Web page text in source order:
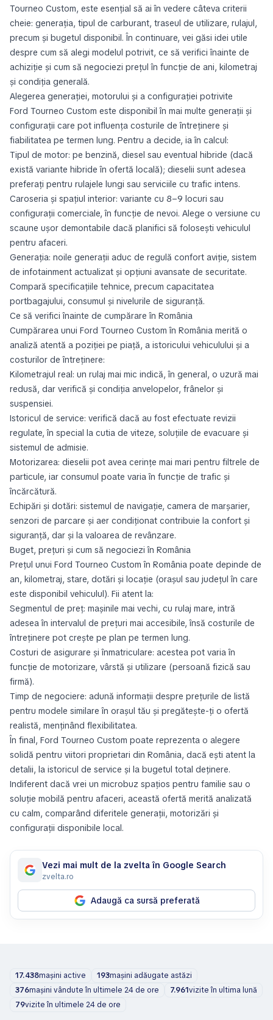
Tourneo Custom, este esențial să ai în vedere câteva criterii
cheie: generația, tipul de carburant, traseul de utilizare, rulajul,
precum și bugetul disponibil. În continuare, vei găsi idei utile
despre cum să alegi modelul potrivit, ce să verifici înainte de
achiziție și cum să negociezi prețul în funcție de ani, kilometraj
și condiția generală.
Alegerea generației, motorului și a configurației potrivite
Ford Tourneo Custom este disponibil în mai multe generații și
configurații care pot influența costurile de întreținere și
fiabilitatea pe termen lung. Pentru a decide, ia în calcul:
Tipul de motor: pe benzină, diesel sau eventual hibride (dacă
există variante hibride în ofertă locală); dieselii sunt adesea
preferați pentru rulajele lungi sau serviciile cu trafic intens.
Caroseria și spațiul interior: variante cu 8–9 locuri sau
configurații comerciale, în funcție de nevoi. Alege o versiune cu
scaune ușor demontabile dacă planifici să folosești vehiculul
pentru afaceri.
Generația: noile generații aduc de regulă confort aviție, sistem
de infotainment actualizat și opțiuni avansate de securitate.
Compară specificațiile tehnice, precum capacitatea
portbagajului, consumul și nivelurile de siguranță.
Ce să verifici înainte de cumpărare în România
Cumpărarea unui Ford Tourneo Custom în România merită o
analiză atentă a poziției pe piață, a istoricului vehiculului și a
costurilor de întreținere:
Kilometrajul real: un rulaj mai mic indică, în general, o uzură mai
redusă, dar verifică și condiția anvelopelor, frânelor și
suspensiei.
Istoricul de service: verifică dacă au fost efectuate revizii
regulate, în special la cutia de viteze, soluțiile de evacuare și
sistemul de admisie.
Motorizarea: dieselii pot avea cerințe mai mari pentru filtrele de
particule, iar consumul poate varia în funcție de trafic și
încărcătură.
Echipări și dotări: sistemul de navigație, camera de marșarier,
senzori de parcare și aer condiționat contribuie la confort și
siguranță, dar și la valoarea de revânzare.
Buget, prețuri și cum să negociezi în România
Prețul unui Ford Tourneo Custom în România poate depinde de
an, kilometraj, stare, dotări și locație (orașul sau județul în care
este disponibil vehiculul). Fii atent la:
Segmentul de preț: mașinile mai vechi, cu rulaj mare, intră
adesea în intervalul de prețuri mai accesibile, însă costurile de
întreținere pot crește pe plan pe termen lung.
Costuri de asigurare și înmatriculare: acestea pot varia în
funcție de motorizare, vârstă și utilizare (persoană fizică sau
firmă).
Timp de negociere: adună informații despre prețurile de listă
pentru modele similare în orașul tău și pregătește-ți o ofertă
realistă, menținând flexibilitatea.
În final, Ford Tourneo Custom poate reprezenta o alegere
solidă pentru viitori proprietari din România, dacă ești atent la
detalii, la istoricul de service și la bugetul total deținere.
Indiferent dacă vrei un microbuz spațios pentru familie sau o
soluție mobilă pentru afaceri, această ofertă merită analizată
cu calm, comparând diferitele generații, motorizări și
configurații disponibile local.
Vezi mai mult de la zvelta în Google Search
zvelta.ro
Adaugă ca sursă preferată
17.438mașini active 193mașini adăugate astăzi
376mașini vândute în ultimele 24 de ore 7.961vizite în ultima lună
79vizite în ultimele 24 de ore